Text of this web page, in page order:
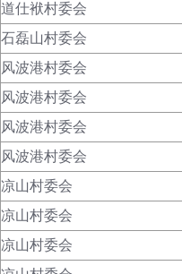
道仕袱村委会
石磊山村委会
风波港村委会
风波港村委会
风波港村委会
风波港村委会
凉山村委会
凉山村委会
凉山村委会